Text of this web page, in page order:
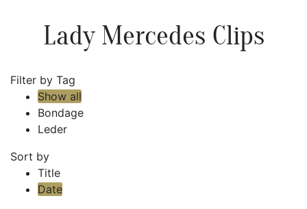
Lady Mercedes Clips
Filter by Tag
Show all
Bondage
Leder
Sort by
Title
Date